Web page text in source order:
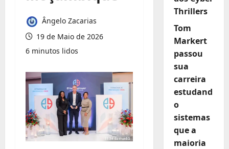
Ângelo Zacarias
19 de Maio de 2026
6 minutos lidos
Thrillers
Tom
Markert
passou
sua
carreira
estudand
o
sistemas
que a
maioria